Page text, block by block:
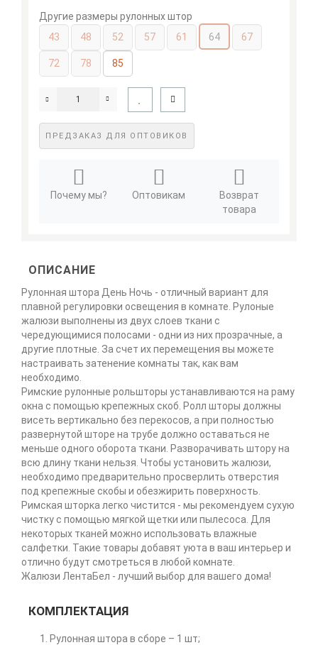
Другие размеры рулонных штор
43
48 52 57 61 64 67
72 78 85
ПРЕДЗАКАЗ ДЛЯ ОПТОВИКОВ
Почему мы? Оптовикам
Возврат
товара
ОПИСАНИЕ
Рулонная штора День Ночь - отличный вариант для
плавной регулировки освещения в комнате. Рулоные
жалюзи выполнены из двух слоев ткани с
чередующимися полосами - одни из них прозрачные, а
другие плотные. За счет их перемещения вы можете
настраивать затенение комнаты так, как вам
необходимо.
Римские рулонные рольшторы устанавливаются на раму
окна с помощью крепежных скоб. Ролл шторы должны
висеть вертикально без перекосов, а при полностью
развернутой шторе на трубе должно оставаться не
меньше одного оборота ткани. Разворачивать штору на
всю длину ткани нельзя. Чтобы установить жалюзи,
необходимо предварительно просверлить отверстия
под крепежные скобы и обезжирить поверхность.
Римская шторка легко чистится - мы рекомендуем сухую
чистку с помощью мягкой щетки или пылесоса. Для
некоторых тканей можно использовать влажные
салфетки. Такие товары добавят уюта в ваш интерьер и
отлично будут смотреться в любой комнате.
Жалюзи ЛентаБел - лучший выбор для вашего дома!
КОМПЛЕКТАЦИЯ
Рулонная штора в сборе – 1 шт;